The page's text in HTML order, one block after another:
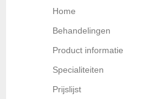
Home
Behandelingen
Product informatie
Specialiteiten
Prijslijst